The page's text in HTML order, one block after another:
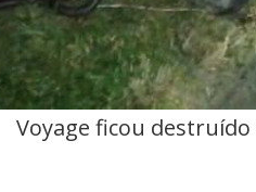
Voyage ficou destruído